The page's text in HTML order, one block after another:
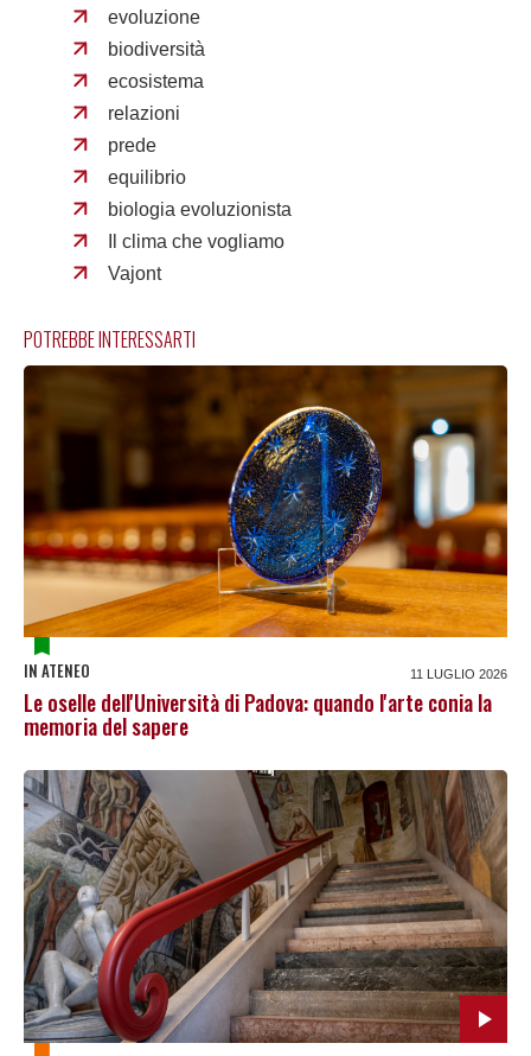
evoluzione
biodiversità
ecosistema
relazioni
prede
equilibrio
biologia evoluzionista
Il clima che vogliamo
Vajont
POTREBBE INTERESSARTI
IN ATENEO 11 LUGLIO 2026
Le oselle dell'Università di Padova: quando l'arte conia la
memoria del sapere